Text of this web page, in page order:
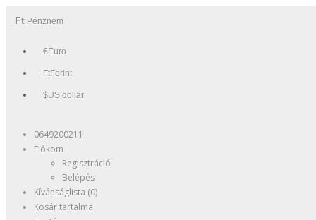
Ft Pénznem
€Euro
FtForint
$US dollar
0649200211
Fiókom
Regisztráció
Belépés
Kívánságlista (0)
Kosár tartalma